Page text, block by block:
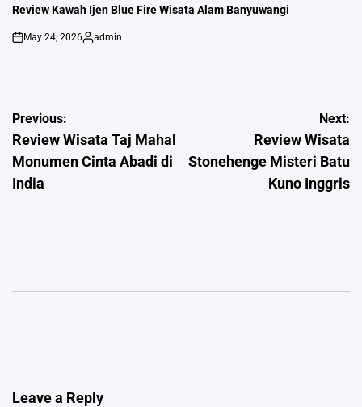
IN
Review Kawah Ijen Blue Fire Wisata Alam Banyuwangi
on
May 24, 2026
Posted
admin
Post
navigation
Previous:
Review Wisata Taj Mahal
Monumen Cinta Abadi di
India
Next:
Review Wisata
Stonehenge Misteri Batu
Kuno Inggris
Leave a Reply